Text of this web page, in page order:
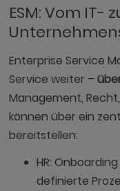
ESM: Vom IT-
Enterprise Service
Service weiter –
Management,
können über ein
bereitstellen:
HR:
definierte